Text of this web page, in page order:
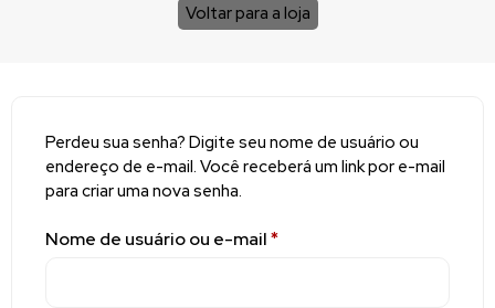
Voltar para a loja
Perdeu sua senha? Digite seu nome de usuário ou
endereço de e-mail. Você receberá um link por e-mail
para criar uma nova senha.
Nome de usuário ou e-mail*